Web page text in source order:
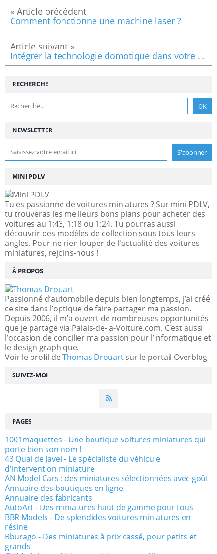
Comment fonctionne une machine laser ?
Intégrer la technologie domotique dans votre garage
NEWSLETTER
SUIVEZ-MOI
RECHERCHE
MINI PDLV
Tu es passionné de voitures miniatures ? Sur mini PDLV,
tu trouveras les meilleurs bons plans pour acheter des
voitures au 1:43, 1:18 ou 1:24. Tu pourras aussi
découvrir des modèles de collection sous tous leurs
angles. Pour ne rien louper de l'actualité des voitures
miniatures, rejoins-nous !
À PROPOS
Passionné d’automobile depuis bien longtemps, j’ai créé
ce site dans l’optique de faire partager ma passion.
Depuis 2006, il m’a ouvert de nombreuses opportunités
que je partage via Palais-de-la-Voiture.com. C’est aussi
l’occasion de concilier ma passion pour l’informatique et
le design graphique.
Voir le profil de Thomas Drouart sur le portail Overblog
PAGES
1001maquettes - Une boutique voitures miniatures qui
porte bien son nom !
43 Quai de Javel - Le spécialiste du véhicule
d'intervention miniature
AN Model Cars : des miniatures sélectionnées avec goût
Annuaire des boutiques en ligne
Annuaire des fabricants
AutoArt - Des miniatures haut de gamme pour tous
BBR Models - De splendides voitures miniatures en
résine
Bburago - Des miniatures à prix cassé, pour petits et
grands